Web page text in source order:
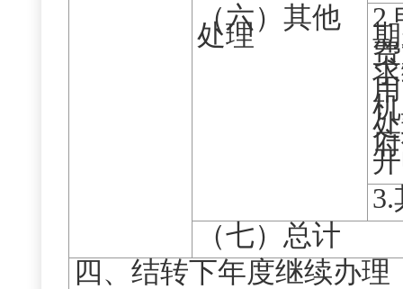
（六）其他
处理
2.
3.
（七）总计
四、结转下年度继续办理